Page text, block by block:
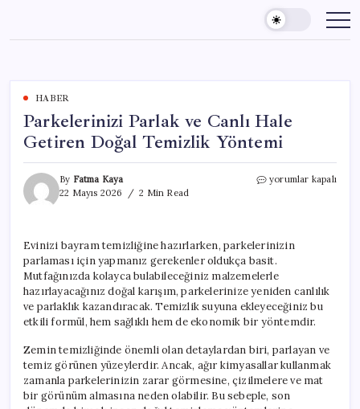
content
HABER
Parkelerinizi Parlak ve Canlı Hale
Getiren Doğal Temizlik Yöntemi
By Fatma Kaya
22 Mayıs 2026
2 Min Read
Parkelerinizi
Getiren
Doğal
Temizlik
Yöntemi
yorumlar kapalı
Evinizi bayram temizliğine hazırlarken, parkelerinizin
parlaması için yapmanız gerekenler oldukça basit.
Mutfağınızda kolayca bulabileceğiniz malzemelerle
hazırlayacağınız doğal karışım, parkelerinize yeniden canlılık
ve parlaklık kazandıracak. Temizlik suyuna ekleyeceğiniz bu
etkili formül, hem sağlıklı hem de ekonomik bir yöntemdir.
Zemin temizliğinde önemli olan detaylardan biri, parlayan ve
temiz görünen yüzeylerdir. Ancak, ağır kimyasallar kullanmak
zamanla parkelerinizin zarar görmesine, çizilmelere ve mat
bir görünüm almasına neden olabilir. Bu sebeple, son